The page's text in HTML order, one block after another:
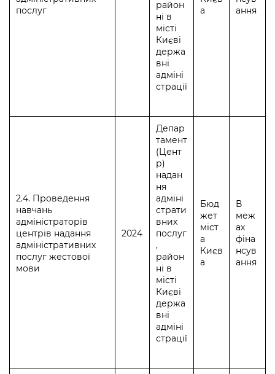
послуг
район
ні в
місті
Києві
держа
вні
адміні
страції
а
ання
2.4. Проведення
навчань
адміністраторів
центрів надання
адміністративних
послуг жестової
мови
2024
Депар
тамент
(Цент
р)
надан
ня
адміні
страти
вних
послуг
,
район
ні в
місті
Києві
держа
вні
адміні
страції
Бюд
жет
міст
а
Києв
а
В
меж
ах
фіна
нсув
ання